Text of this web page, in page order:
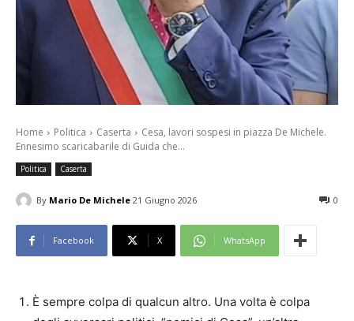
Home Politica Caserta
Cesa, lavori sospesi in piazza De Michele.
Ennesimo scaricabarile di Guida che...
Politica Caserta
By Mario De Michele 21 Giugno 2026 0
Facebook X WhatsApp
È sempre colpa di qualcun altro. Una volta è colpa